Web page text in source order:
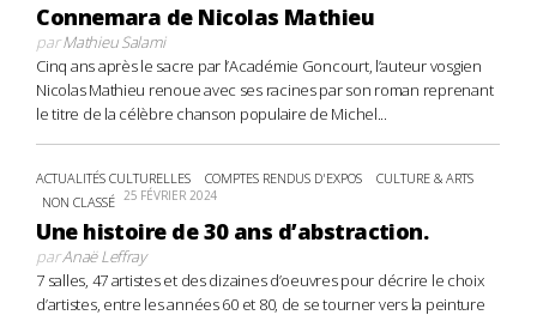
Connemara de Nicolas Mathieu
parMathieu Salami
Cinq ans après le sacre par l’Académie Goncourt, l’auteur vosgien
Nicolas Mathieu renoue avec ses racines par son roman reprenant
le titre de la célèbre chanson populaire de Michel...
ACTUALITÉS CULTURELLES COMPTES RENDUS D'EXPOS
CULTURE & ARTS
NON CLASSÉ 25 FÉVRIER 2024
Une histoire de 30 ans d’abstraction.
parAnaë Leffray
7 salles, 47 artistes et des dizaines d’oeuvres pour décrire le choix
d’artistes, entre les années 60 et 80, de se tourner vers la peinture